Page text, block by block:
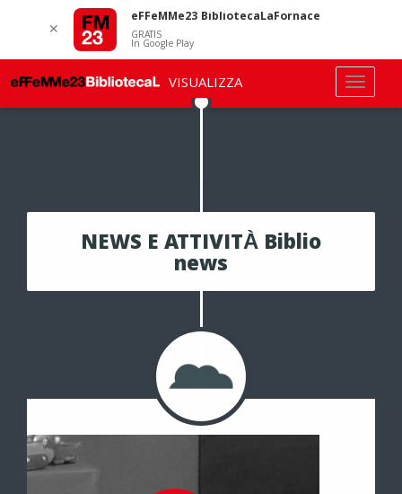
NEWS E ATTIVITÀ Biblio
news
✕
eFFeMMe23 BibliotecaLaFornace
GRATIS
In Google Play
VISUALIZZA